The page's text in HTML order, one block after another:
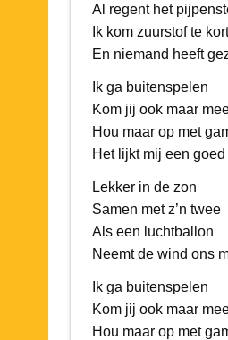
Al regent het
Ik kom zuurstof te kort
En niemand heeft
Ik ga buitenspelen
Kom jij ook maar
Hou maar op met
Het lijkt mij een
Lekker in de zon
Samen met z’n twee
Als een luchtballon
Neemt de wind ons
Ik ga buitenspelen
Kom jij ook maar
Hou maar op met